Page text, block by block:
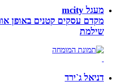
מעגל mcity
מקדם עסקים קטנים באופן
שילמת
דניאל ג`ירד